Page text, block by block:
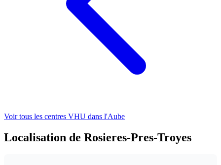
Voir tous les centres VHU dans l'Aube
Localisation de Rosieres-Pres-Troyes